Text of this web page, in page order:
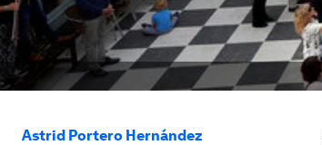
Astrid Portero Hernández